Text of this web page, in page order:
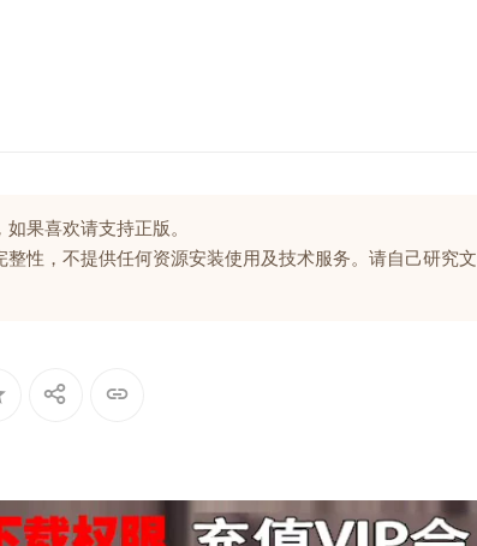
果喜欢请支持正版。
性，不提供任何资源安装使用及技术服务。请自己研究文